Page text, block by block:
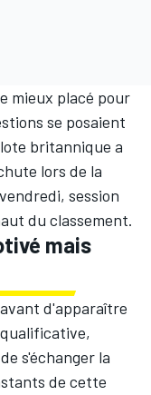
mieux placé pour
se posaient
britannique a
lors de la
session
du classement.
mais
d'apparaître
s'échanger la
de cette